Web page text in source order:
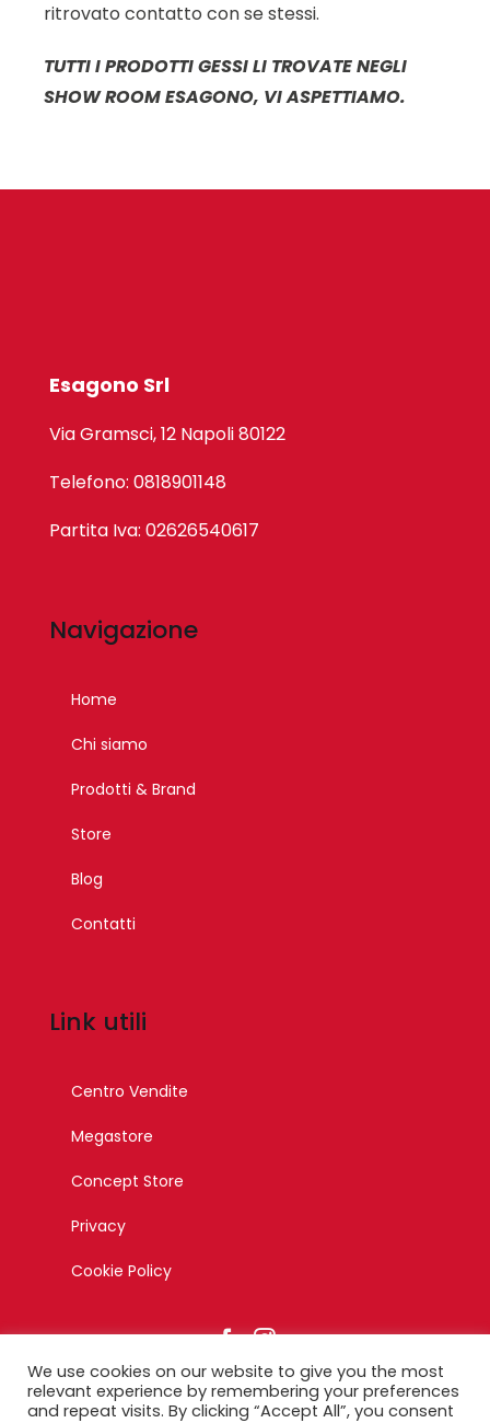
ritrovato contatto con se stessi.
TUTTI I PRODOTTI GESSI LI TROVATE NEGLI
SHOW ROOM ESAGONO, VI ASPETTIAMO.
Esagono Srl
Via Gramsci, 12 Napoli 80122
Telefono: 0818901148
Partita Iva: 02626540617
Navigazione
Home
Chi siamo
Prodotti & Brand
Store
Blog
Contatti
Link utili
Centro Vendite
Megastore
Concept Store
Privacy
Cookie Policy
We use cookies on our website to give you the most
relevant experience by remembering your preferences
and repeat visits. By clicking “Accept All”, you consent